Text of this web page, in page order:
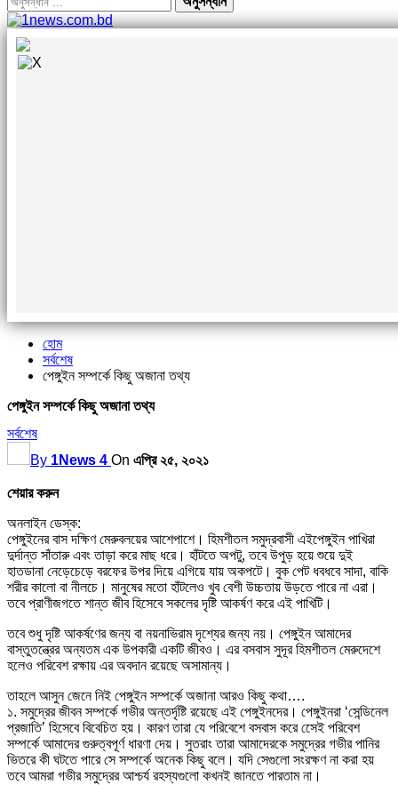
হোম
সর্বশেষ
পেঙ্গুইন সম্পর্কে কিছু অজানা তথ্য
পেঙ্গুইন সম্পর্কে কিছু অজানা তথ্য
সর্বশেষ
By 1News 4 On এপ্রি ২৫, ২০২১
শেয়ার করুন
অনলাইন ডেস্ক:
পেঙ্গুইনের বাস দক্ষিণ মেরুবলয়ের আশেপাশে। হিমশীতল সমুদ্রবাসী এইপেঙ্গুইন পাখিরা
দুর্দান্ত সাঁতারু এবং তাড়া করে মাছ ধরে। হাঁটতে অপটু, তবে উপুড় হয়ে শুয়ে দুই
হাতডানা নেড়েচেড়ে বরফের উপর দিয়ে এগিয়ে যায় অকপটে। বুক পেট ধবধবে সাদা, বাকি
শরীর কালো বা নীলচে। মানুষের মতো হাঁটলেও খুব বেশী উচ্চতায় উড়তে পারে না এরা।
তবে প্রাণীজগতে শান্ত জীব হিসেবে সকলের দৃষ্টি আকর্ষণ করে এই পাখিটি।
তবে শুধু দৃষ্টি আকর্ষণের জন্য বা নয়নাভিরাম দৃশ্যের জন্য নয়। পেঙ্গুইন আমাদের
বাস্তুতন্ত্রের অন্যতম এক উপকারী একটি জীবও। এর বসবাস সুদূর হিমশীতল মেরুদেশে
হলেও পরিবেশ রক্ষায় এর অবদান রয়েছে অসামান্য।
তাহলে আসুন জেনে নিই পেঙ্গুইন সম্পর্কে অজানা আরও কিছু কথা….
১. সমুদ্রের জীবন সম্পর্কে গভীর অন্তর্দৃষ্টি রয়েছে এই পেঙ্গুইনদের। পেঙ্গুইনরা ‘সেন্ডিনেল
প্রজাতি’ হিসেবে বিবেচিত হয়। কারণ তারা যে পরিবেশে বসবাস করে সেেই পরিবেশ
সম্পর্কে আমাদের গুরুত্বপূর্ণ ধারণা দেয়। সুতরাং তারা আমাদেরকে সমুদ্রের গভীর পানির
ভিতরে কী ঘটতে পারে সে সম্পর্কে অনেক কিছু বলে। যদি সেগুলো সংরক্ষণ না করা হয়
তবে আমরা গভীর সমুদ্রের আশ্চর্য রহস্যগুলো কখনই জানতে পারতাম না।